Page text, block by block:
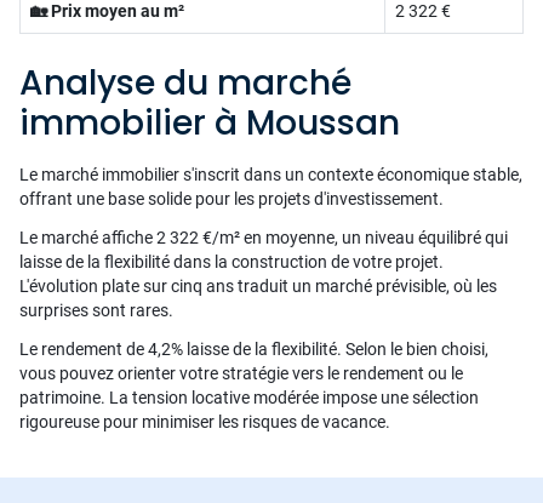
🏡 Prix moyen au m² 2 322 €
Analyse du marché
immobilier à Moussan
Le marché immobilier s'inscrit dans un contexte économique stable,
offrant une base solide pour les projets d'investissement.
Le marché affiche 2 322 €/m² en moyenne, un niveau équilibré qui
laisse de la flexibilité dans la construction de votre projet.
L'évolution plate sur cinq ans traduit un marché prévisible, où les
surprises sont rares.
Le rendement de 4,2% laisse de la flexibilité. Selon le bien choisi,
vous pouvez orienter votre stratégie vers le rendement ou le
patrimoine. La tension locative modérée impose une sélection
rigoureuse pour minimiser les risques de vacance.